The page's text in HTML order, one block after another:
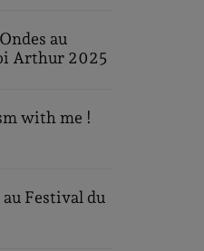
au
Arthur 2025
with me !
Festival du